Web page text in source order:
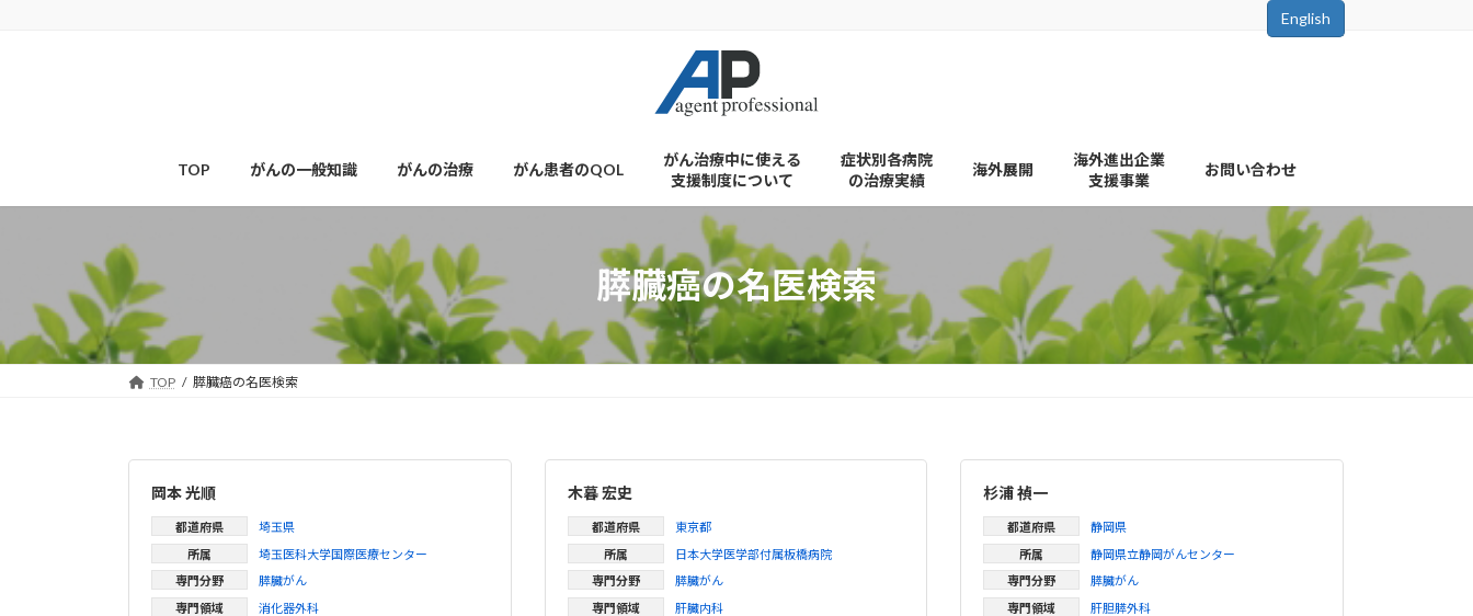
English
TOP がんの一般知識 がんの治療 がん患者のQOL
がん治療中に使える
支援制度について
症状別各病院
の治療実績
海外展開
海外進出企業
支援事業
お問い合わせ
膵臓癌の名医検索
TOP 膵臓癌の名医検索
岡本 光順
都道府県
埼玉県
所属
埼玉医科大学国際医療センター
専門分野
膵臓がん
専門領域
消化器外科
木暮 宏史
都道府県
東京都
所属
日本大学医学部付属板橋病院
専門分野
膵臓がん
専門領域
肝臓内科
杉浦 禎一
都道府県
静岡県
所属
静岡県立静岡がんセンター
専門分野
膵臓がん
専門領域
肝胆膵外科